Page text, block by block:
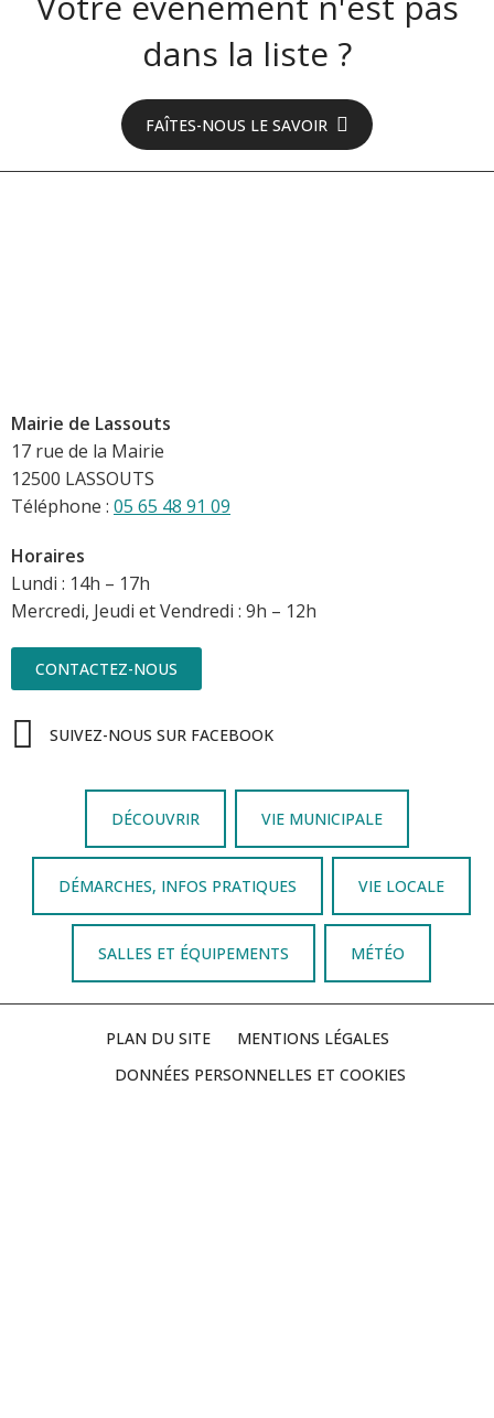
dans la liste ?
FAÎTES-NOUS LE SAVOIR
Mairie de Lassouts
17 rue de la Mairie
12500 LASSOUTS
Téléphone : 05 65 48 91 09
Horaires
Lundi : 14h – 17h
Mercredi, Jeudi et Vendredi : 9h – 12h
CONTACTEZ-NOUS
SUIVEZ-NOUS SUR FACEBOOK
DÉCOUVRIR VIE MUNICIPALE
DÉMARCHES, INFOS PRATIQUES VIE LOCALE
SALLES ET ÉQUIPEMENTS MÉTÉO
PLAN DU SITE
MENTIONS LÉGALES
DONNÉES PERSONNELLES ET COOKIES